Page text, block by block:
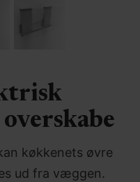
køkkenets øvre
ud fra væggen.